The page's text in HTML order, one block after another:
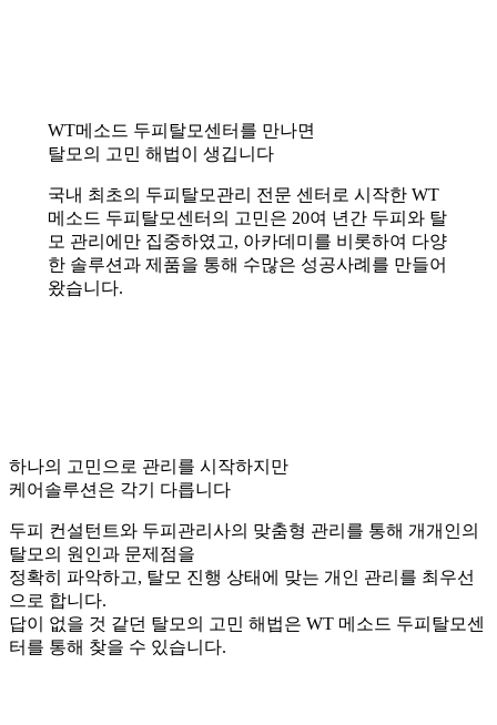
WT메소드 두피탈모센터를 만나면
탈모의 고민 해법이 생깁니다
국내 최초의 두피탈모관리 전문 센터로 시작한 WT
메소드 두피탈모센터의 고민은 20여 년간 두피와 탈
모 관리에만 집중하였고, 아카데미를 비롯하여 다양
한 솔루션과 제품을 통해 수많은 성공사례를 만들어
왔습니다.
하나의 고민으로 관리를 시작하지만
케어솔루션은 각기 다릅니다
두피 컨설턴트와 두피관리사의 맞춤형 관리를 통해 개개인의
탈모의 원인과 문제점을
정확히 파악하고, 탈모 진행 상태에 맞는 개인 관리를 최우선
으로 합니다.
답이 없을 것 같던 탈모의 고민 해법은 WT 메소드 두피탈모센
터를 통해 찾을 수 있습니다.